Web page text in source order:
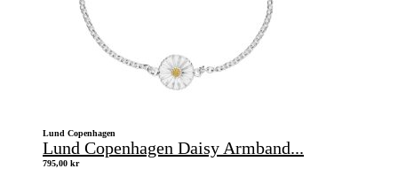
Lund Copenhagen
Lund Copenhagen Daisy Armband...
795,00 kr